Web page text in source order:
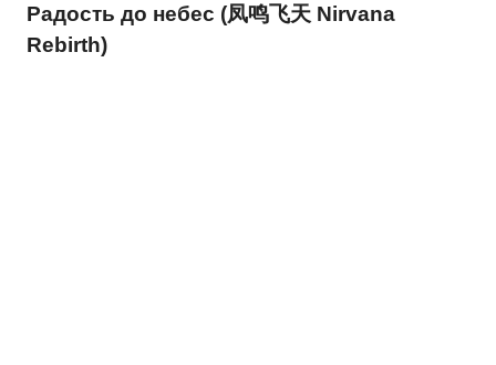
Радость до небес (凤鸣飞天 Nirvana
Rebirth)